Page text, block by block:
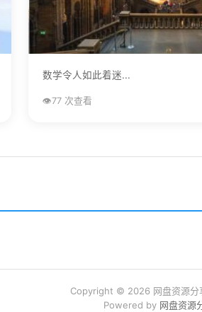
数学令人如此着迷...
👁️77 次查看
Copyright © 2026 网盘资源分
Powered by 网盘资源